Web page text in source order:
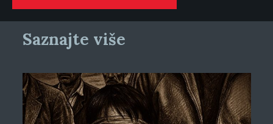
Saznajte više